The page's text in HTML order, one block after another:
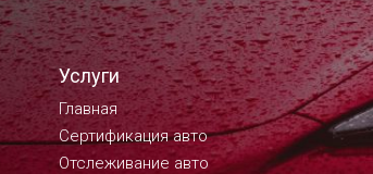
Услуги
Главная
Сертификация авто
Отслеживание авто